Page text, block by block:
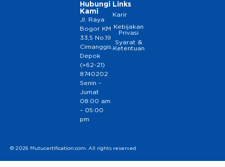
Hubungi
Kami
Jl. Raya
Bogor KM
33,5 No.19
Cimanggis,
Depok
(+62-21)
8740202
Senin –
Jumat
08:00 am
– 05:00
pm
Links
Karir
Kebijakan
Privasi
Syarat &
Ketentuan
© 2026 Mutucertification.com. All rights reserved